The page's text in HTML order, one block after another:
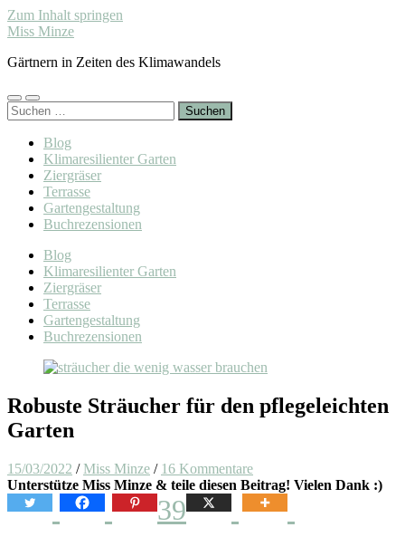
Zum Inhalt springen
Miss Minze
Gärtnern in Zeiten des Klimawandels
Mobile-
Menü
Suchfeld
ein-/ausblenden
Suchen
nach:
Blog
Klimaresilienter Garten
Ziergräser
Terrasse
Gartengestaltung
Buchrezensionen
Blog
Klimaresilienter Garten
Ziergräser
Terrasse
Gartengestaltung
Buchrezensionen
Robuste Sträucher für den pflegeleichten
Garten
15/03/2022 /Miss Minze / 16 Kommentare
Unterstütze Miss Minze & teile diesen Beitrag! Vielen Dank :)
39